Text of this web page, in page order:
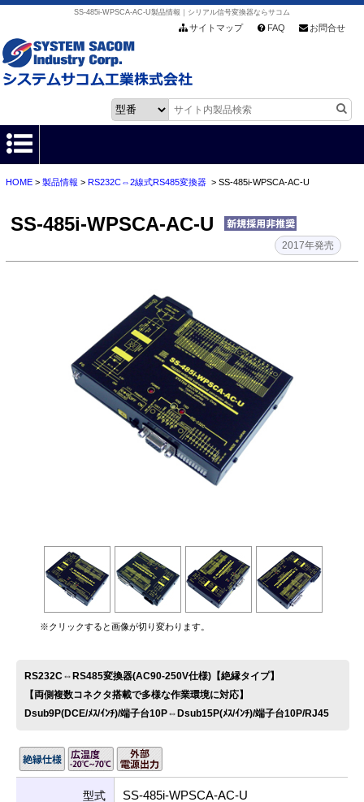
SS-485i-WPSCA-AC-U製品情報｜シリアル信号変換器ならサコム
サイトマップ FAQ お問合せ
HOME
製品情報
各種ダウンロード
お客様サポート
会社情報
お問い合わせ
HOME> 製品情報 > RS232C⇔2線式RS485変換器> SS-485i-WPSCA-AC-U
SS-485i-WPSCA-AC-U
2017年発売
※クリックすると画像が切り変わります。
RS232C⇔RS485変換器(AC90-250V仕様)【絶縁タイプ】
【両側複数コネクタ搭載で多様な作業環境に対応】
Dsub9P(DCE/ﾒｽ/ｲﾝﾁ)/端子台10P⇔Dsub15P(ﾒｽ/ｲﾝﾁ)/端子台10P/RJ45
型式 SS-485i-WPSCA-AC-U